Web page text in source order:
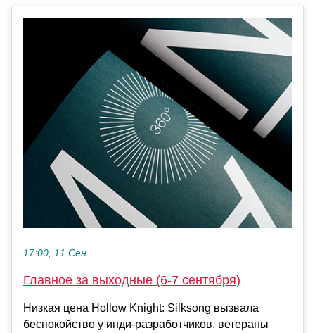
17:00, 11 Сен
Главное за выходные (6-7 сентября)
Низкая цена Hollow Knight: Silksong вызвала
беспокойство у инди-разработчиков, ветераны